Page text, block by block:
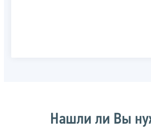
Нашли ли Вы